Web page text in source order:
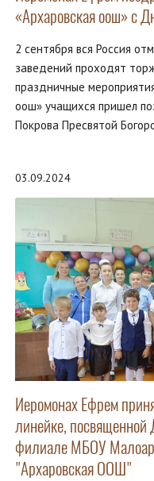
«Архаровская оош» с
2 сентября вся Россия
заведений проходят
праздничные
оош» учащихся пришел
Покрова Пресвятой
03.09.2024
Иеромонах Ефрем
линейке,
филиале МБОУ
"Архаровская ООШ"